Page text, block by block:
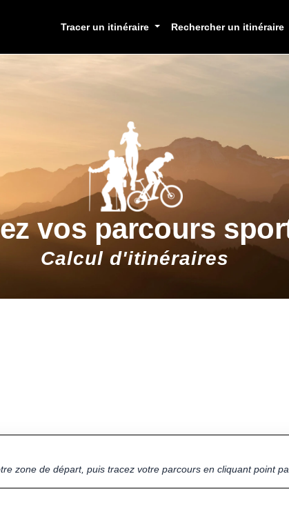
Tracer un itinéraire Rechercher un itinéraire
vos parcours
Calcul d'itinéraires
zone de départ, puis tracez votre parcours en cliquant point